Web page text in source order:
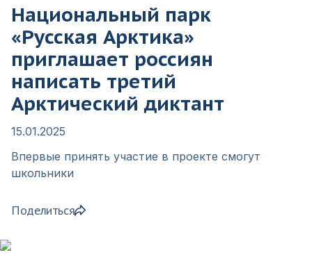
Национальный парк
«Русская Арктика»
приглашает россиян
написать третий
Арктический диктант
15.01.2025
Впервые принять участие в проекте смогут
школьники
Поделиться